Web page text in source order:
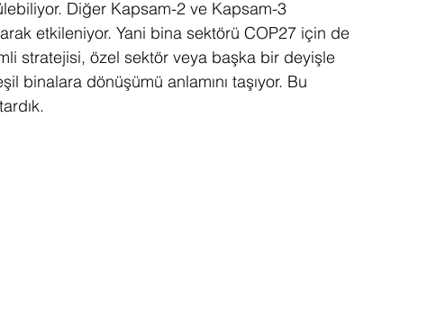
Corona Virüsü Envision
Diğer Kapsam-2 ve Kapsam-3
etkileniyor. Yani bina sektörü COP27 için de
stratejisi, özel sektör veya başka bir deyişle
binalara dönüşümü anlamını taşıyor. Bu